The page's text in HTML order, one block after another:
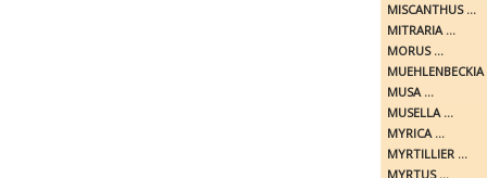
MISCANTHUS ...
MITRARIA ...
MORUS ...
MUEHLENBECKIA
MUSA ...
MUSELLA ...
MYRICA ...
MYRTILLIER ...
MYRTUS ...